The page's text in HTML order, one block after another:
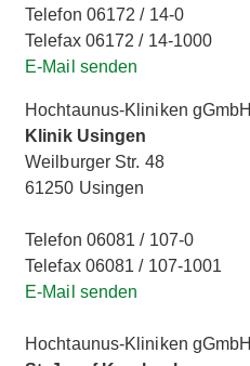
Telefon 06172 / 14-0
Telefax 06172 / 14-1000
E-Mail senden
Hochtaunus-Kliniken gGmbH
Klinik Usingen
Weilburger Str. 48
61250 Usingen
Telefon 06081 / 107-0
Telefax 06081 / 107-1001
E-Mail senden
Hochtaunus-Kliniken gGmbH